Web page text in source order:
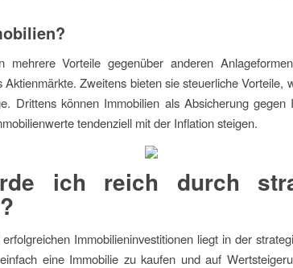
mehrere Vorteile gegenüber anderen
Aktienmärkte. Zweitens bieten sie steuerliche Vorteile,
Drittens können Immobilien als Absicherung gegen
tendenziell mit der Inflation steigen.
ich reich durch
Immobilieninvestitionen liegt in der
eine Immobilie zu kaufen und auf